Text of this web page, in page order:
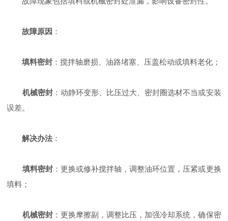
故障原因 ：
填料密封 ：搅拌轴磨损、油路堵塞、压盖松动或填料老化；
机械密封：动静环变形、比压过大、密封圈选材不当或安装
误差。
解决办法 ：
填料密封：更换或修补搅拌轴，调整油环位置，压紧或更换
填料；
机械密封：更换摩擦副，调整比压，加强冷却系统，确保密